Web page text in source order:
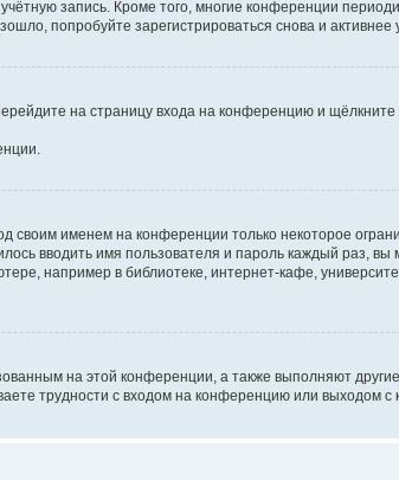
запись. Кроме того, многие конференции
попробуйте зарегистрироваться снова и активнее
на страницу входа на конференцию и щёлкните
своим именем на конференции только некоторое
вводить имя пользователя и пароль каждый раз,
например в библиотеке, интернет-кафе,
на этой конференции, а также выполняют
трудности с входом на конференцию или выходом